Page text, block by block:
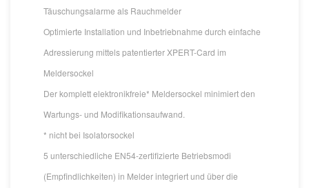
Täuschungsalarme als Rauchmelder
Optimierte Installation und Inbetriebnahme durch einfache
Adressierung mittels patentierter XPERT-Card im
Meldersockel
Der komplett elektronikfreie* Meldersockel minimiert den
Wartungs- und Modifikationsaufwand.
* nicht bei Isolatorsockel
5 unterschiedliche EN54-zertifizierte Betriebsmodi
(Empfindlichkeiten) in Melder integriert und über die